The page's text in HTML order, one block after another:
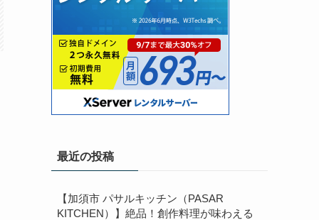
最近の投稿
【加須市 パサルキッチン（PASAR
KITCHEN）】絶品！創作料理が味わえる